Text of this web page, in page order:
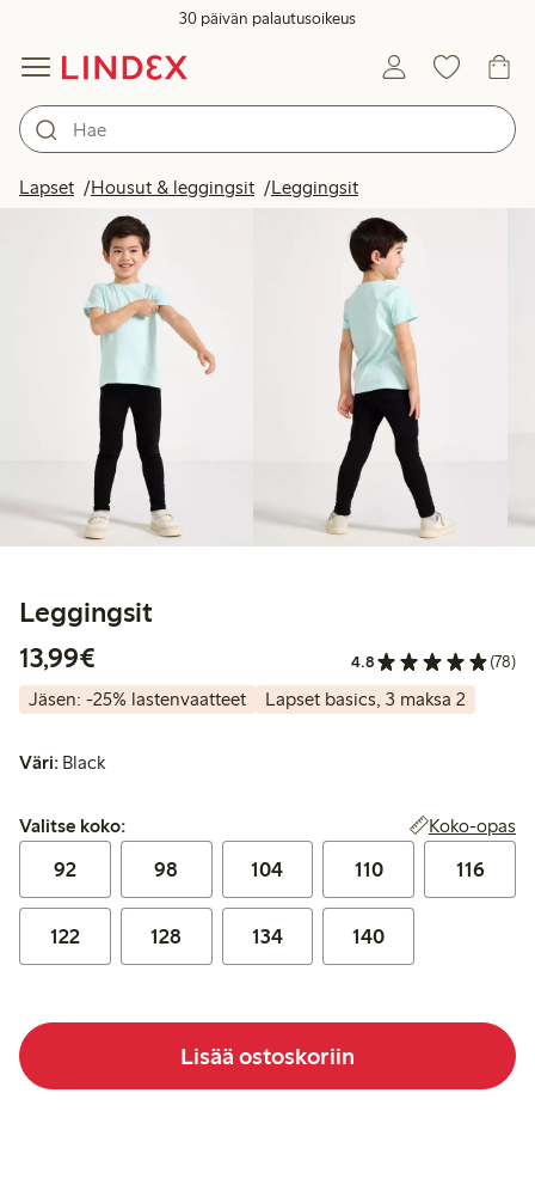
30 päivän palautusoikeus
Lapset Housut & leggingsit LeggingsitTuotteet kuvassa
Leggingsit
13,99€
4.8 (78)
Jäsen: -25% lastenvaatteet Lapset basics, 3 maksa 2
Väri: Black
Valitse koko:
Valitse koko: Koko-opas
92 98 104 110 116
122 128 134 140
Lisää ostoskoriin